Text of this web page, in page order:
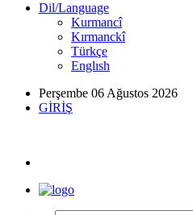
Dil/Language
Kurmancî
Kırmanckî
Türkçe
Englısh
Perşembe 06 Ağustos 2026
GİRİŞ